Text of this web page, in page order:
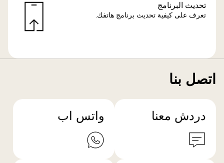
تحديث البرنامج
تعرف على كيفية تحديث برنامج هاتفك.
اتصل بنا
دردش معنا واتس اب